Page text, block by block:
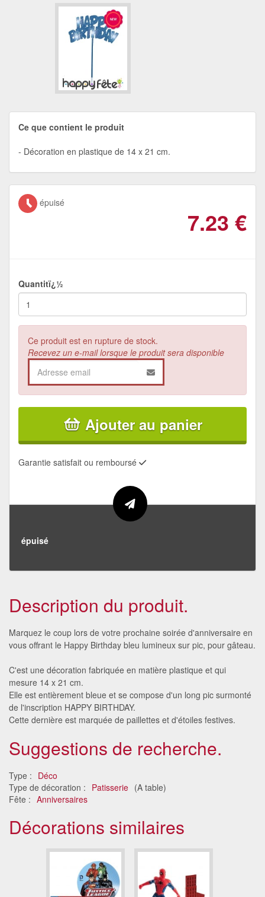
Ce que contient le produit
Décoration en plastique de 14 x 21 cm.
épuisé
7.23 €
Quantitï¿½
Ce produit est en rupture de stock.
Recevez un e-mail lorsque le produit sera disponible
Ajouter au panier
Garantie satisfait ou remboursé
épuisé
Description du produit.
Marquez le coup lors de votre prochaine soirée d'anniversaire en
vous offrant le Happy Birthday bleu lumineux sur pic, pour gâteau.
C'est une décoration fabriquée en matière plastique et qui
mesure 14 x 21 cm.
Elle est entièrement bleue et se compose d'un long pic surmonté
de l'inscription HAPPY BIRTHDAY.
Cette dernière est marquée de paillettes et d'étoiles festives.
Suggestions de recherche.
Type : Déco
Type de décoration : Patisserie (A table)
Fête : Anniversaires
Décorations similaires